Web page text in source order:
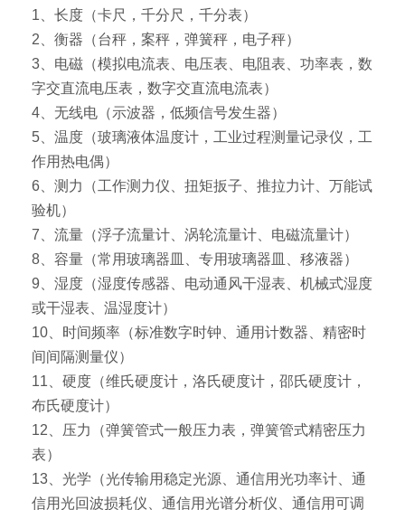
1、长度（卡尺，千分尺，千分表）
2、衡器（台秤，案秤，弹簧秤，电子秤）
3、电磁（模拟电流表、电压表、电阻表、功率表，数
字交直流电压表，数字交直流电流表）
4、无线电（示波器，低频信号发生器）
5、温度（玻璃液体温度计，工业过程测量记录仪，工
作用热电偶）
6、测力（工作测力仪、扭矩扳子、推拉力计、万能试
验机）
7、流量（浮子流量计、涡轮流量计、电磁流量计）
8、容量（常用玻璃器皿、专用玻璃器皿、移液器）
9、湿度（湿度传感器、电动通风干湿表、机械式湿度
或干湿表、温湿度计）
10、时间频率（标准数字时钟、通用计数器、精密时
间间隔测量仪）
11、硬度（维氏硬度计，洛氏硬度计，邵氏硬度计，
布氏硬度计）
12、压力（弹簧管式一般压力表，弹簧管式精密压力
表）
13、光学（光传输用稳定光源、通信用光功率计、通
信用光回波损耗仪、通信用光谱分析仪、通信用可调